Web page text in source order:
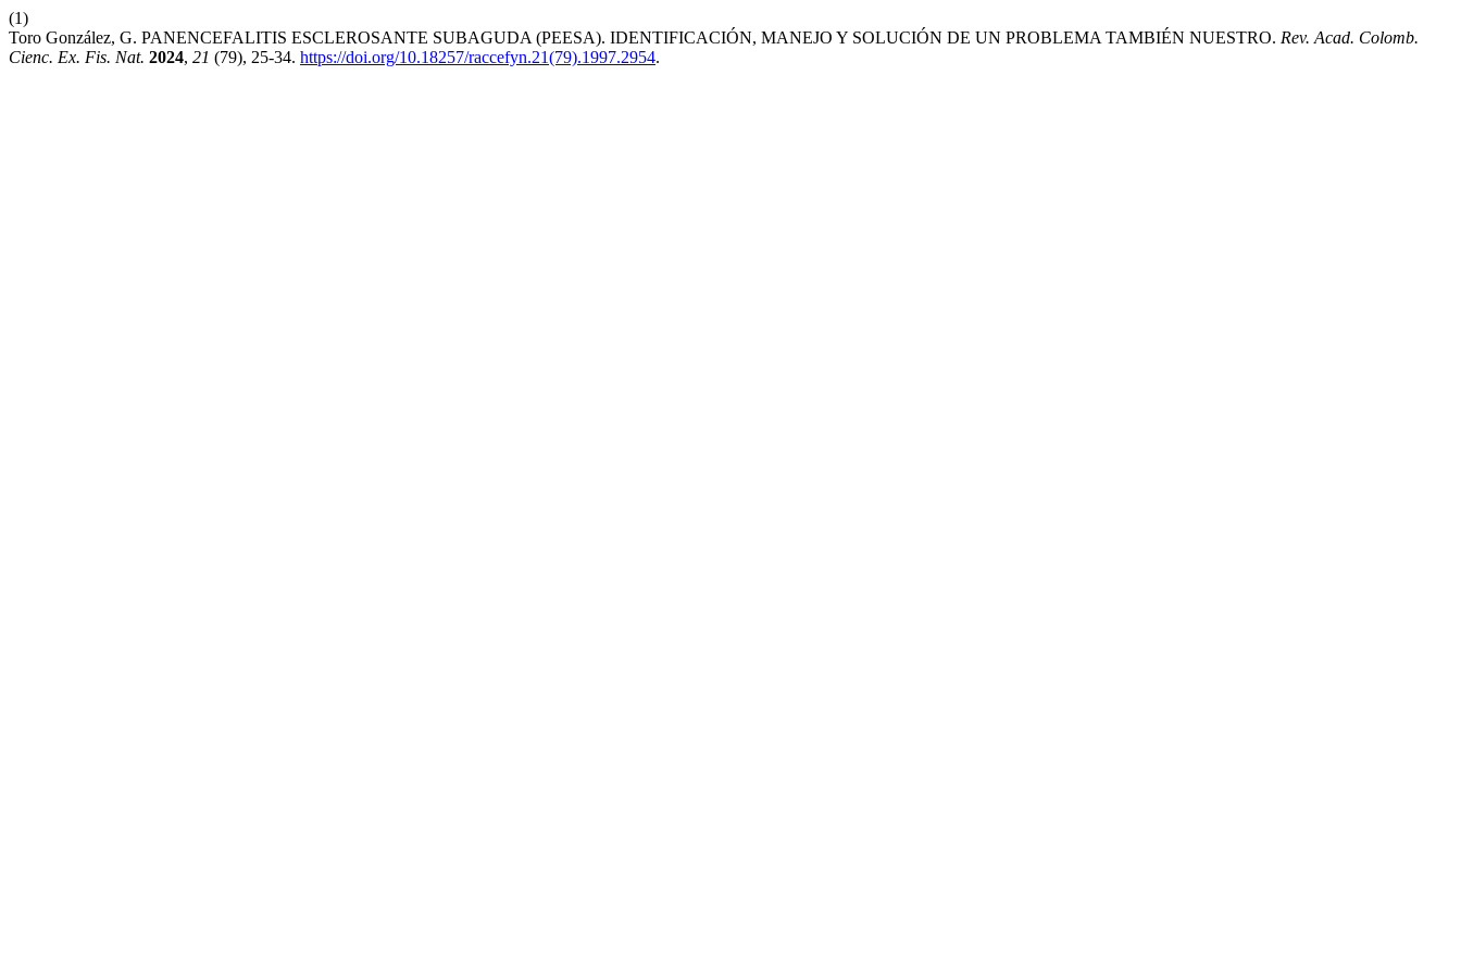
(1)
Toro González, G. PANENCEFALITIS ESCLEROSANTE SUBAGUDA (PEESA). IDENTIFICACIÓN, MANEJO Y SOLUCIÓN DE UN PROBLEMA TAMBIÉN NUESTRO. Rev. Acad. Colomb.
Cienc. Ex. Fis. Nat. 2024, 21 (79), 25-34. https://doi.org/10.18257/raccefyn.21(79).1997.2954.